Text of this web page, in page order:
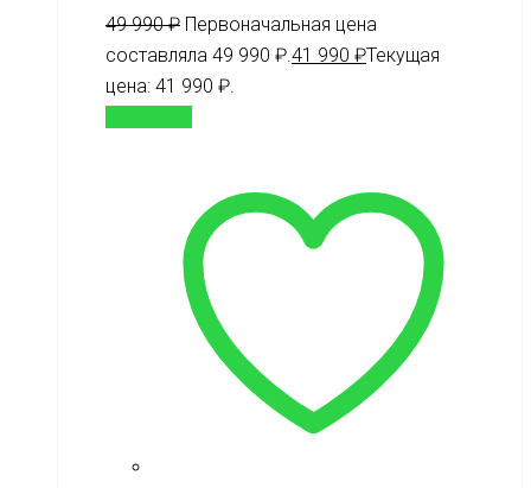
49 990₽ Первоначальная цена
составляла 49 990 ₽.41 990 ₽Текущая
цена: 41 990 ₽.